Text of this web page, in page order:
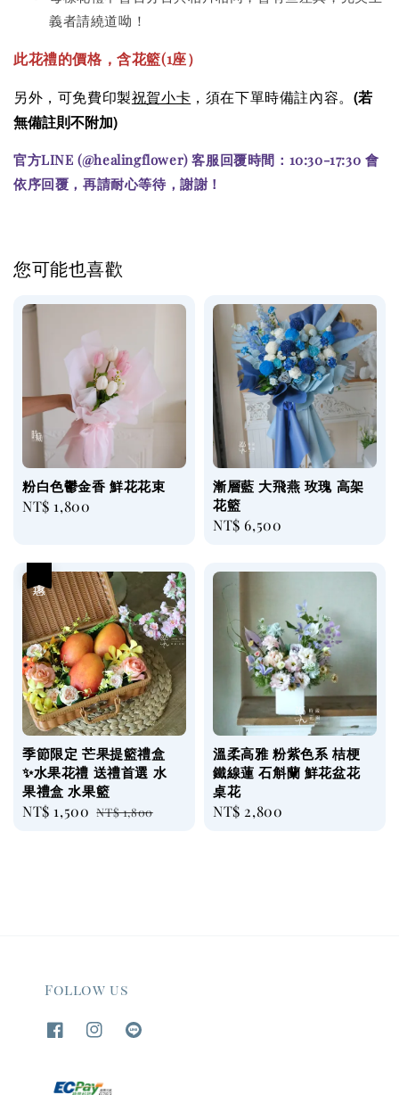
義者請繞道呦！
此花禮的價格，含花籃(1座）
另外，可免費印製祝賀小卡 ，須在下單時備註內容。 (若
無備註則不附加)
官方LINE (@healingflower) 客服回覆時間：10:30-17:30 會
依序回覆，再請耐心等待，謝謝！
您可能也喜歡
粉白色鬱金香 鮮花花束
Regular
NT$ 1,800
漸層藍 大飛燕 玫瑰 高架
花籃
Regular
NT$ 6,500
季節限定 芒果提籃禮盒
✨水果花禮 送禮首選 水
果禮盒 水果籃
Sale
NT$ 1,500 Regular
NT$ 1,800
溫柔高雅 粉紫色系 桔梗
鐵線蓮 石斛蘭 鮮花盆花
桌花
Regular
NT$ 2,800
Follow us